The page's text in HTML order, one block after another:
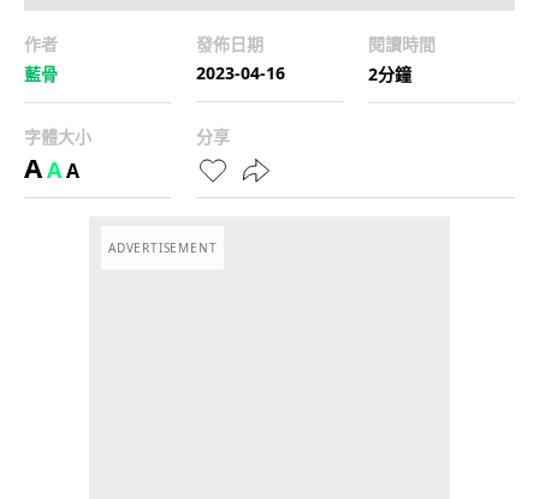
作者
藍骨
發佈日期
2023-04-16
閱讀時間
2分鐘
字體大小
AAA
分享
ADVERTISEMENT